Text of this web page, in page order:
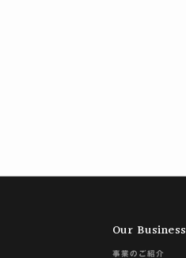
Our Business
事業のご紹介